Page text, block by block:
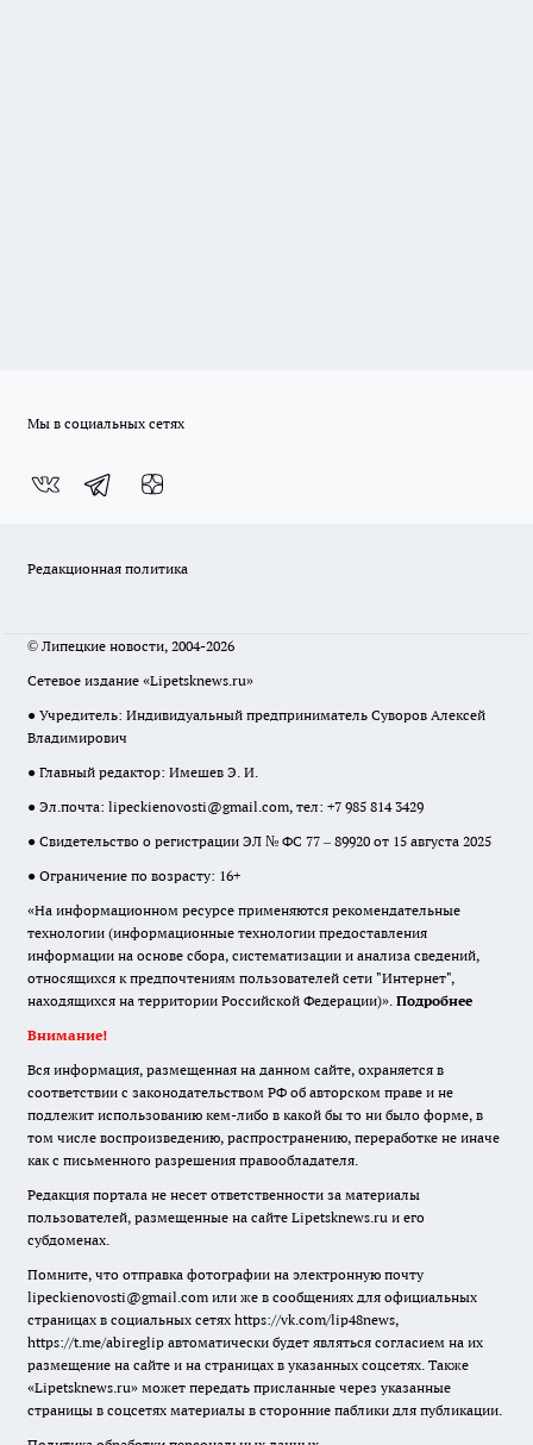
Мы в социальных сетях
Редакционная политика
© Липецкие новости, 2004-2026
Сетевое издание «Lipetsknews.ru»
● Учредитель: Индивидуальный предприниматель Суворов Алексей
Владимирович
● Главный редактор: Имешев Э. И.
● Эл.почта: lipeckienovosti@gmail.com, тел: +7 985 814 3429
● Свидетельство о регистрации ЭЛ № ФС 77 – 89920 от 15 августа 2025
● Ограничение по возрасту: 16+
«На информационном ресурсе применяются рекомендательные
технологии (информационные технологии предоставления
информации на основе сбора, систематизации и анализа сведений,
относящихся к предпочтениям пользователей сети "Интернет",
находящихся на территории Российской Федерации)». Подробнее
Внимание!
Вся информация, размещенная на данном сайте, охраняется в
соответствии с законодательством РФ об авторском праве и не
подлежит использованию кем-либо в какой бы то ни было форме, в
том числе воспроизведению, распространению, переработке не иначе
как с письменного разрешения правообладателя.
Редакция портала не несет ответственности за материалы
пользователей, размещенные на сайте Lipetsknews.ru и его
субдоменах.
Помните, что отправка фотографии на электронную почту
lipeckienovosti@gmail.com или же в сообщениях для официальных
страницах в социальных сетях https://vk.com/lip48news,
https://t.me/abireglip автоматически будет являться согласием на их
размещение на сайте и на страницах в указанных соцсетях. Также
«Lipetsknews.ru» может передать присланные через указанные
страницы в соцсетях материалы в сторонние паблики для публикации.